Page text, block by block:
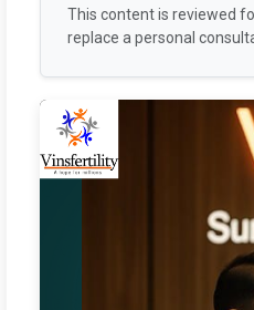
This content is reviewed
replace a personal